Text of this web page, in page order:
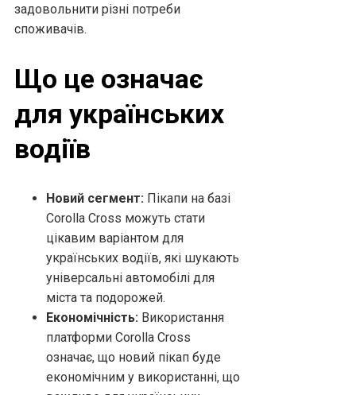
задовольнити різні потреби
споживачів.
Що це означає
для українських
водіїв
Новий сегмент: Пікапи на базі
Corolla Cross можуть стати
цікавим варіантом для
українських водіїв, які шукають
універсальні автомобілі для
міста та подорожей.
Економічність: Використання
платформи Corolla Cross
означає, що новий пікап буде
економічним у використанні, що